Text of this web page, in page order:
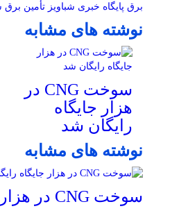
برق پایگاه خبری شباویز تأمین برق
نوشته های مشابه
سوخت CNG در
هزار جایگاه
رایگان شد
نوشته های مشابه
سوخت CNG در هزار جایگاه رایگان شد